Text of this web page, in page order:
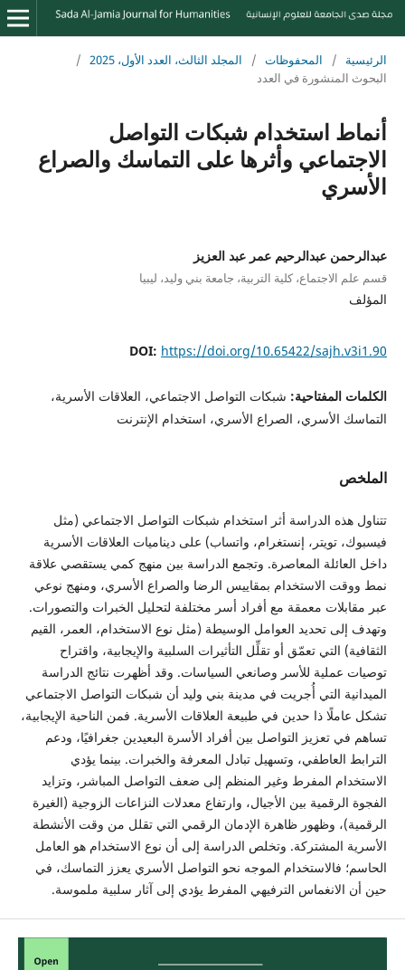
الرئيسية / المحفوظات / المجلد الثالث، العدد الأول، 2025
/
البحوث المنشورة في العدد
أنماط استخدام شبكات التواصل
الاجتماعي وأثرها على التماسك والصراع
الأسري
عبدالرحمن عبدالرحيم عمر عبد العزيز
قسم علم الاجتماع، كلية التربية، جامعة بني وليد، ليبيا
المؤلف
DOI: https://doi.org/10.65422/sajh.v3i1.90
الكلمات المفتاحية: شبكات التواصل الاجتماعي، العلاقات الأسرية،
التماسك الأسري، الصراع الأسري، استخدام الإنترنت
الملخص
تتناول هذه الدراسة أثر استخدام شبكات التواصل الاجتماعي (مثل
فيسبوك، تويتر، إنستغرام، واتساب) على ديناميات العلاقات الأسرية
داخل العائلة المعاصرة. وتجمع الدراسة بين منهج كمي يستقصي علاقة
نمط ووقت الاستخدام بمقاييس الرضا والصراع الأسري، ومنهج نوعي
عبر مقابلات معمقة مع أفراد أسر مختلفة لتحليل الخبرات والتصورات.
وتهدف إلى تحديد العوامل الوسيطة (مثل نوع الاستخدام، العمر، القيم
الثقافية) التي تعمّق أو تقلِّل التأثيرات السلبية والإيجابية، واقتراح
توصيات عملية للأسر وصانعي السياسات. وقد أظهرت نتائج الدراسة
الميدانية التي أُجريت في مدينة بني وليد أن شبكات التواصل الاجتماعي
تشكل عاملًا ذا حدين في طبيعة العلاقات الأسرية. فمن الناحية الإيجابية،
تساهم في تعزيز التواصل بين أفراد الأسرة البعيدين جغرافيًا، ودعم
الترابط العاطفي، وتسهيل تبادل المعرفة والخبرات. بينما يؤدي
الاستخدام المفرط وغير المنظم إلى ضعف التواصل المباشر، وتزايد
الفجوة الرقمية بين الأجيال، وارتفاع معدلات النزاعات الزوجية (الغيرة
الرقمية)، وظهور ظاهرة الإدمان الرقمي التي تقلل من وقت الأنشطة
الأسرية المشتركة. وتخلص الدراسة إلى أن نوع الاستخدام هو العامل
الحاسم؛ فالاستخدام الموجه نحو التواصل الأسري يعزز التماسك، في
حين أن الانغماس الترفيهي المفرط يؤدي إلى آثار سلبية ملموسة.